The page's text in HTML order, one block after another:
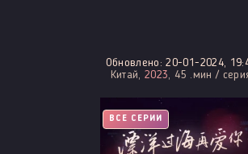
Обновлено: 20-01-2024,
Китай,2023 , 45 .мин /
ВСЕ СЕРИИ